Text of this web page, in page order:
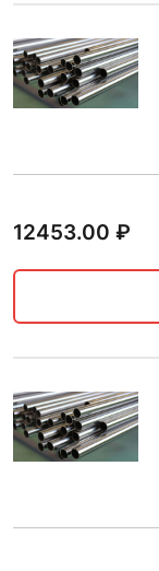
12453.00 ₽